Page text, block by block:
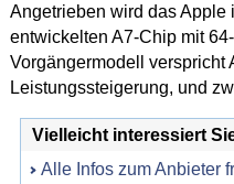
Angetrieben wird das Apple
entwickelten A7-Chip mit
Vorgängermodell verspricht
Leistungssteigerung, und
Vielleicht interessiert
Alle Infos zum Anbieter